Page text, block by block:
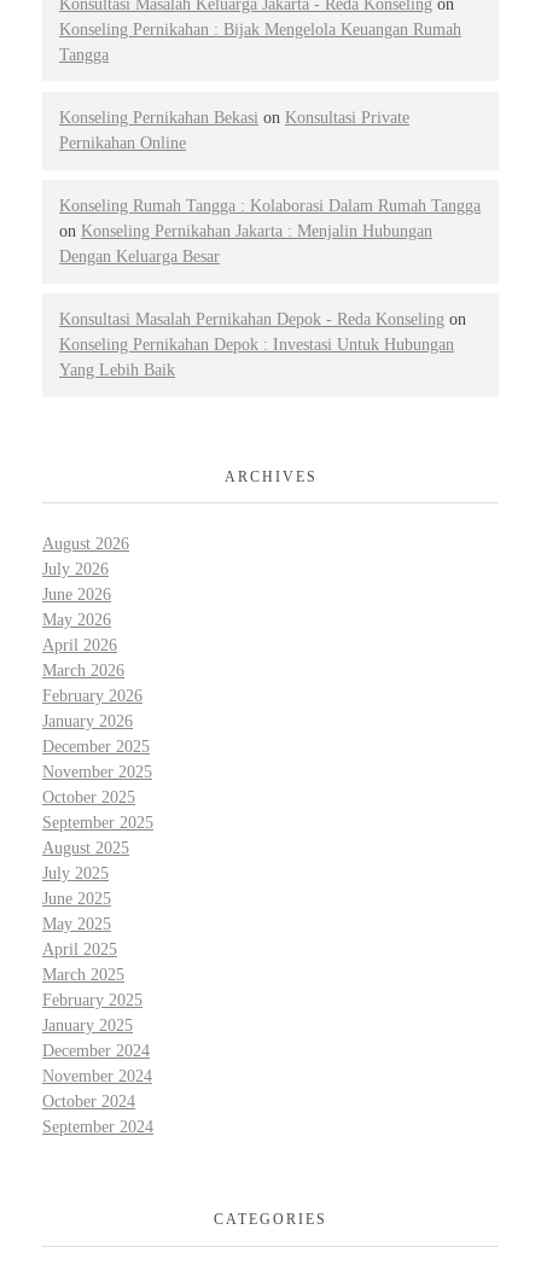
Konsultasi Masalah Keluarga Jakarta - Reda Konseling on
Konseling Pernikahan : Bijak Mengelola Keuangan Rumah
Tangga
Konseling Pernikahan Bekasi on Konsultasi Private
Pernikahan Online
Konseling Rumah Tangga : Kolaborasi Dalam Rumah Tangga
on Konseling Pernikahan Jakarta : Menjalin Hubungan
Dengan Keluarga Besar
Konsultasi Masalah Pernikahan Depok - Reda Konseling on
Konseling Pernikahan Depok : Investasi Untuk Hubungan
Yang Lebih Baik
ARCHIVES
August 2026
July 2026
June 2026
May 2026
April 2026
March 2026
February 2026
January 2026
December 2025
November 2025
October 2025
September 2025
August 2025
July 2025
June 2025
May 2025
April 2025
March 2025
February 2025
January 2025
December 2024
November 2024
October 2024
September 2024
CATEGORIES